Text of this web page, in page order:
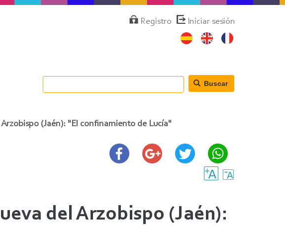
MenúRegistro Iniciar sesión
Buscar
(Jaén): "El confinamiento de Lucía"
del Arzobispo (Jaén):